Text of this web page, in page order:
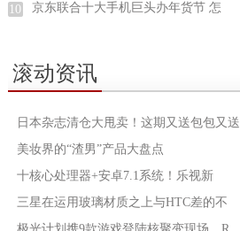
10 京东联合十大手机巨头办年货节 怎
滚动资讯
日本杂志清仓大甩卖！这期又送包包又送
美妆界的“渣男”产品大盘点
十核心处理器+安卓7.1系统！乐视新
三星在运用玻璃材质之上与HTC差的不